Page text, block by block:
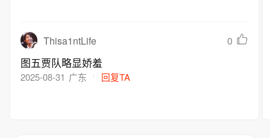
Thisa1ntLife 0
图五贾队略显娇羞
2025-08-31 广东 回复TA